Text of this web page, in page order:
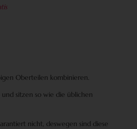
Oberteilen kombinieren.
sitzen so wie die üblichen
nicht, deswegen sind diese